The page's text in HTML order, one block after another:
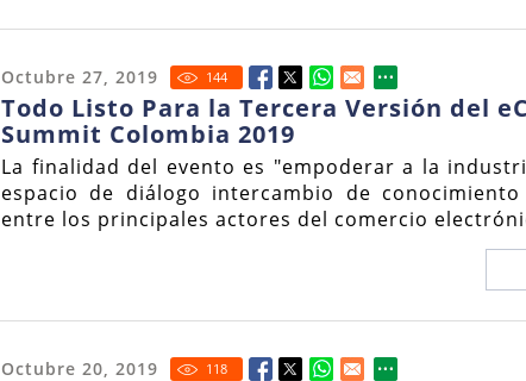
Octubre 27, 2019 144
Todo Listo Para la Tercera Versión del
Summit Colombia 2019
La finalidad del evento es "empoderar a la
espacio de diálogo intercambio de
entre los principales actores del comercio
Octubre 20, 2019 118